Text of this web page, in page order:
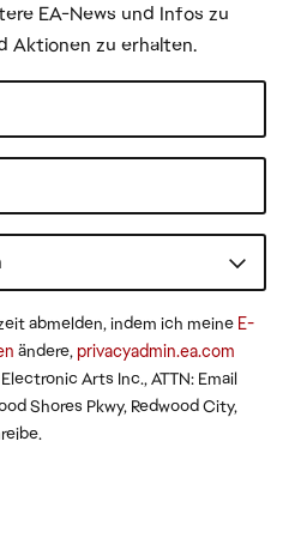
abmelden, indem ich meine E-
ändere, privacyadmin.ea.com
Arts Inc., ATTN: Email
Shores Pkwy, Redwood City,
EA-News und Infos zu
Aktionen zu erhalten.